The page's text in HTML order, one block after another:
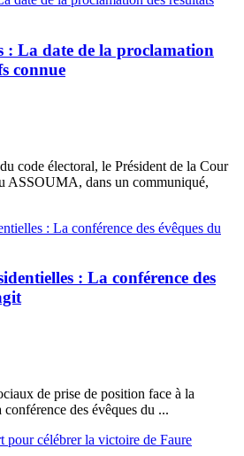
: La date de la proclamation
connue
code électoral, le Président de la Cour
ASSOUMA, dans un communiqué,
: La conférence des
de prise de position face à la
des évêques du ...